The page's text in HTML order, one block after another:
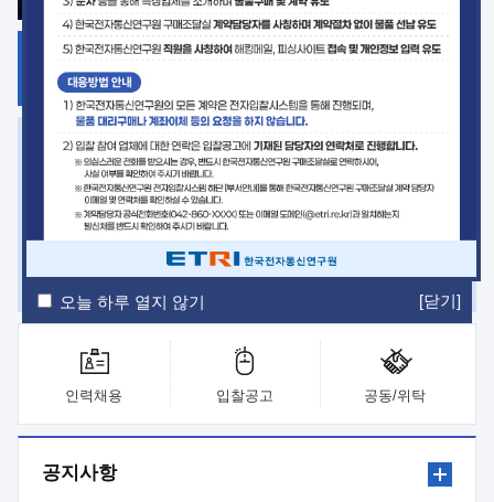
오늘 하루 열지 않기 [닫기]
지식공유
플랫폼
ETRI 오픈소스
발간자료
ETRI Insight
ETRI Journal
전자통신동향분석
ETRI 웹진
ETRI 간행물
전자도서관
인력채용 입찰공고 공동/위탁
공지사항